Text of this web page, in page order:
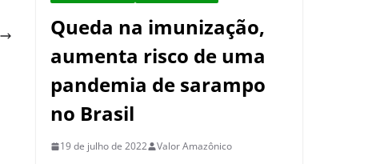
Queda na imunização,
aumenta risco de uma
pandemia de sarampo
no Brasil
19 de julho de 2022 Valor Amazônico